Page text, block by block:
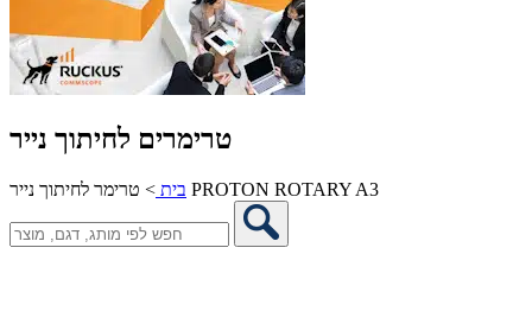
טרימרים לחיתוך נייר
בית > טרימר לחיתוך נייר PROTON ROTARY A3